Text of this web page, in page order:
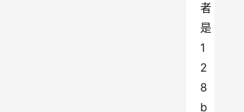
者
是
1
2
8
b